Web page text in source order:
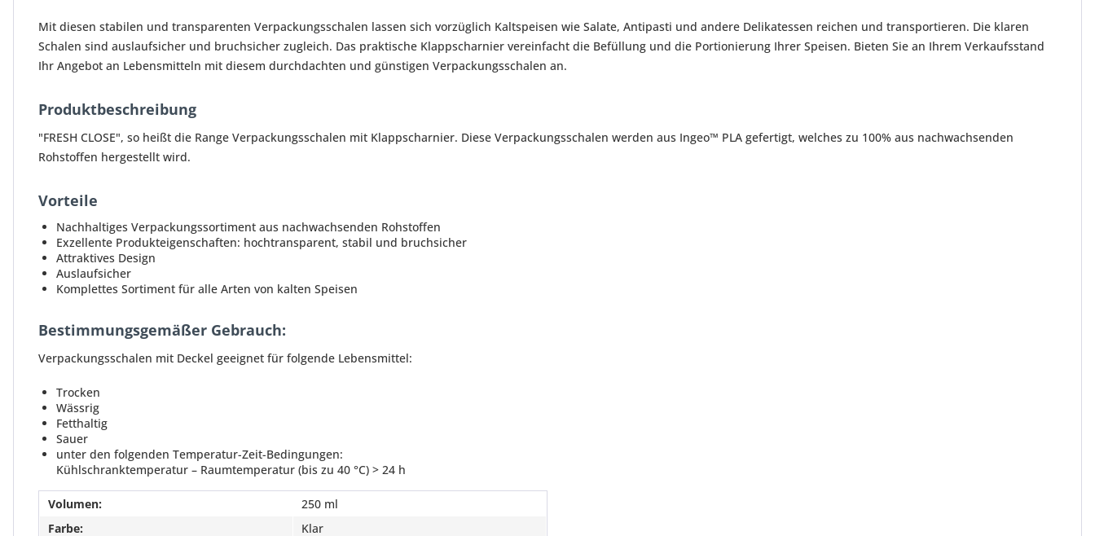
Mit diesen stabilen und transparenten Verpackungsschalen lassen sich vorzüglich Kaltspeisen wie Salate, Antipasti und andere Delikatessen reichen und transportieren. Die klaren
Schalen sind auslaufsicher und bruchsicher zugleich. Das praktische Klappscharnier vereinfacht die Befüllung und die Portionierung Ihrer Speisen. Bieten Sie an Ihrem Verkaufsstand
Ihr Angebot an Lebensmitteln mit diesem durchdachten und günstigen Verpackungsschalen an.
Produktbeschreibung
"FRESH CLOSE", so heißt die Range Verpackungsschalen mit Klappscharnier. Diese Verpackungsschalen werden aus Ingeo™ PLA gefertigt, welches zu 100% aus nachwachsenden
Rohstoffen hergestellt wird.
Vorteile
Nachhaltiges Verpackungssortiment aus nachwachsenden Rohstoffen
Exzellente Produkteigenschaften: hochtransparent, stabil und bruchsicher
Attraktives Design
Auslaufsicher
Komplettes Sortiment für alle Arten von kalten Speisen
Bestimmungsgemäßer Gebrauch:
Verpackungsschalen mit Deckel geeignet für folgende Lebensmittel:
Trocken
Wässrig
Fetthaltig
Sauer
unter den folgenden Temperatur-Zeit-Bedingungen:
Kühlschranktemperatur – Raumtemperatur (bis zu 40 °C) > 24 h
Volumen:
250 ml
Farbe:
Klar